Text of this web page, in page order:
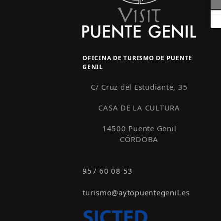
OFICINA DE TURISMO DE PUENTE
GENIL
C/ Cruz del Estudiante, 35
CASA DE LA CULTURA
14500 Puente Genil
CÓRDOBA
957 60 08 53
turismo@aytopuentegenil.es